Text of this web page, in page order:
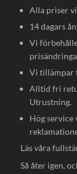
Alla priser
14 dagars
Vi
Vi tillämpar
Alltid fri
Utrustning.
Hög service
Läs våra
Så åter igen,